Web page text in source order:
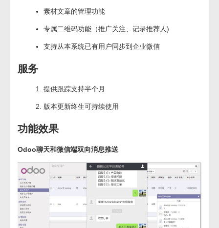
素材文章的管理功能
专属二维码功能（推广关注、记录推荐人)
支持从本系统已有用户同步到企业微信
服务
提供跟踪支持半个月
版本更新终生可持续使用
功能效果
Odoo聊天和微信端双向消息推送